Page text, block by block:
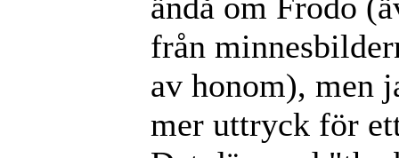
från
av honom), men
mer uttryck för